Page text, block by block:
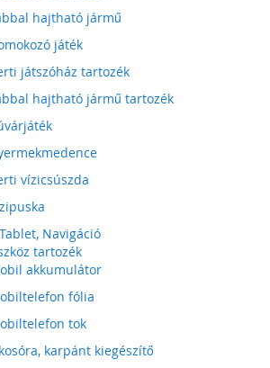
hajtható jármű
játék
játszóház tartozék
hajtható jármű tartozék
vízicsúszda
Navigáció
tartozék
akkumulátor
fólia
tok
karpánt kiegészítő